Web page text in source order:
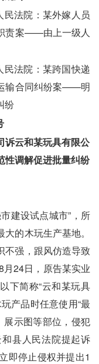
法院：某外嫁人员
责案——由上一级人
法院：某跨国快递
输合同纠纷案——明
纷
诉云和某玩具有限公
调解促进批量纠纷
建设试点城市”，所
的木玩生产基地。
不强，跟风仿造导致
24日，原告某实业
下简称“云和某玩具
产品时任意使用“最
展示图等部位，侵犯
县人民法院提起诉
即停止侵权并提出1